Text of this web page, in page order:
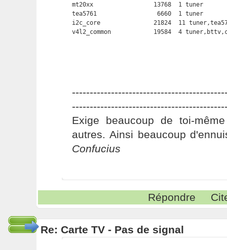
mt20xx                 13768  1 tuner
tea5761                 6660  1 tuner
i2c_core               21824  11
v4l2_common            19584  4
Exige beaucoup de toi-
autres. Ainsi beaucoup
Confucius
Répondre
Re: Carte TV - Pas de signal